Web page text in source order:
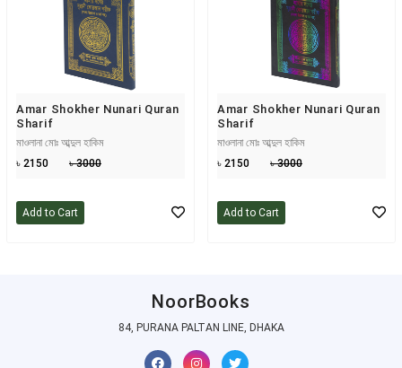
Amar Shokher Nunari Quran
Sharif
মাওলানা মোঃ আব্দুল হাকিম
৳ 2150
৳ 3000
Add to Cart
Amar Shokher Nunari Quran
Sharif
মাওলানা মোঃ আব্দুল হাকিম
৳ 2150
৳ 3000
Add to Cart
NoorBooks
84, PURANA PALTAN LINE, DHAKA